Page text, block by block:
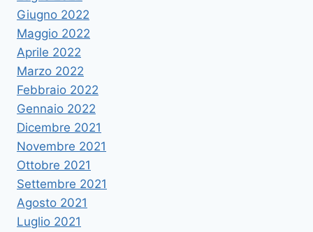
Giugno 2022
Maggio 2022
Aprile 2022
Marzo 2022
Febbraio 2022
Gennaio 2022
Dicembre 2021
Novembre 2021
Ottobre 2021
Settembre 2021
Agosto 2021
Luglio 2021